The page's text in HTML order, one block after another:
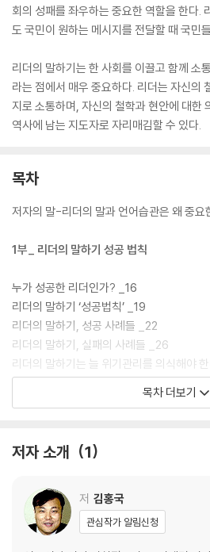
회의 성패를 좌우하는 중요한 역할을 한다.
도 국민이 원하는 메시지를 전달할 때 국민
리더의 말하기는 한 사회를 이끌고 함께 소
라는 점에서 매우 중요하다. 리더는 자신의
지로 소통하며, 자신의 철학과 현안에 대한
역사에 남는 지도자로 자리매김할 수 있다.
목차
저자의 말-리더의 말과 언어습관은 왜 중
1부_ 리더의 말하기 성공 법칙
누가 성공한 리더인가? _16
리더의 말하기 ‘성공법칙’ _19
리더의 말하기, 성공 사례들 _22
리더의 말하기, 실패의 사례들 _26
리더의 말하기는 늘 위기관리를 의식해야
리더의 말하기는 대중과 소통해야 한다 _38
만델라처럼 말하기 _44
루스벨트처럼 말하기 _52
메르켈처럼 말하기 _56
세종대왕처럼 말하기 _60
목차 더보기
저자 소개 1
저 김홍국
관심작가 알림신청